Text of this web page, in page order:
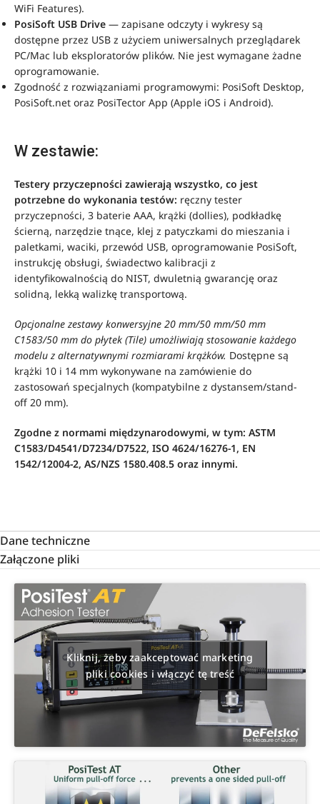
WiFi Features).
PosiSoft USB Drive — zapisane odczyty i wykresy są
dostępne przez USB z użyciem uniwersalnych przeglądarek
PC/Mac lub eksploratorów plików. Nie jest wymagane żadne
oprogramowanie.
Zgodność z rozwiązaniami programowymi: PosiSoft Desktop,
PosiSoft.net oraz PosiTector App (Apple iOS i Android).
W zestawie:
Testery przyczepności zawierają wszystko, co jest
potrzebne do wykonania testów: ręczny tester
przyczepności, 3 baterie AAA, krążki (dollies), podkładkę
ścierną, narzędzie tnące, klej z patyczkami do mieszania i
paletkami, waciki, przewód USB, oprogramowanie PosiSoft,
instrukcję obsługi, świadectwo kalibracji z
identyfikowalnością do NIST, dwuletnią gwarancję oraz
solidną, lekką walizkę transportową.
Opcjonalne zestawy konwersyjne 20 mm/50 mm/50 mm
C1583/50 mm do płytek (Tile) umożliwiają stosowanie każdego
modelu z alternatywnymi rozmiarami krążków. Dostępne są
krążki 10 i 14 mm wykonywane na zamówienie do
zastosowań specjalnych (kompatybilne z dystansem/stand-
off 20 mm).
Zgodne z normami międzynarodowymi, w tym: ASTM
C1583/D4541/D7234/D7522, ISO 4624/16276-1, EN
1542/12004-2, AS/NZS 1580.408.5 oraz innymi.
Dane techniczne
Załączone pliki
Kliknij, żeby zaakceptować marketing
pliki cookies i włączyć tę treść